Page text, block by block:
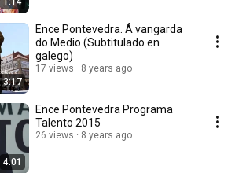
3:17
Ence Pontevedra. Á vangarda
do Medio (Subtitulado en
galego)
17 views 8 years ago
4:01
Ence Pontevedra Programa
Talento 2015
26 views 8 years ago